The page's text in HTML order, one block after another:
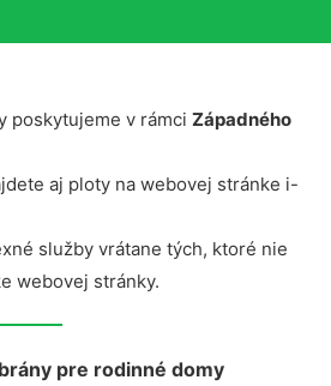
poskytujeme v rámci Západného
aj ploty na webovej stránke i-
služby vrátane tých, ktoré nie
webovej stránky.
pre rodinné domy